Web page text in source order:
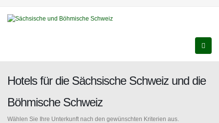
Hotels für die Sächsische Schweiz und die
Böhmische Schweiz
Wählen Sie Ihre Unterkunft nach den gewünschten Kriterien aus.